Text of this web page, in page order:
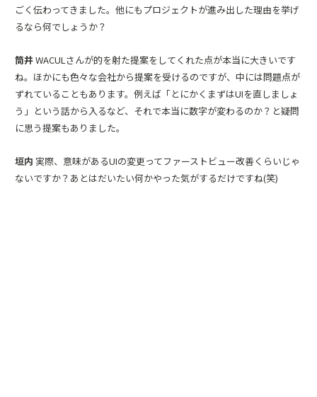
ごく伝わってきました。他にもプロジェクトが進み出した理由を挙げ
るなら何でしょうか？
筒井WACULさんが的を射た提案をしてくれた点が本当に大きいです
ね。ほかにも色々な会社から提案を受けるのですが、中には問題点が
ずれていることもあります。例えば「とにかくまずはUIを直しましょ
う」という話から入るなど、それで本当に数字が変わるのか？と疑問
に思う提案もありました。
垣内 実際、意味があるUIの変更ってファーストビュー改善くらいじゃ
ないですか？あとはだいたい何かやった気がするだけですね(笑)